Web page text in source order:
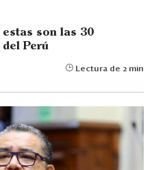
estas son las 30
Perú
Lectura de 2 min